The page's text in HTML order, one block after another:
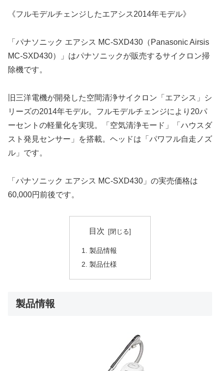
《フルモデルチェンジしたエアシス2014年モデル》
「パナソニック エアシス MC-SXD430（Panasonic Airsis
MC-SXD430）」はパナソニックが販売するサイクロン掃
除機です。
旧三洋電機が開発した空間清浄サイクロン「エアシス」シ
リーズの2014年モデル。フルモデルチェンジにより20パ
ーセントの軽量化を実現。「空気清浄モード」「ハウスダ
スト発見センサー」を搭載。ヘッドは「パワフル自走ノズ
ル」です。
「パナソニック エアシス MC-SXD430」の実売価格は
60,000円前後です。
目次
製品情報
製品仕様
製品情報